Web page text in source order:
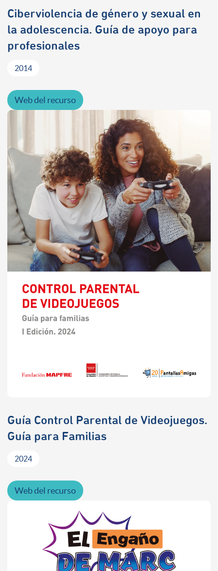
Ciberviolencia de género y sexual en
la adolescencia. Guía de apoyo para
profesionales
2014
Web del recurso
Guía Control Parental de Videojuegos.
Guía para Familias
2024
Web del recurso